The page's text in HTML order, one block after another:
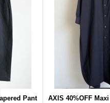
Pant
AXIS 40%OFF